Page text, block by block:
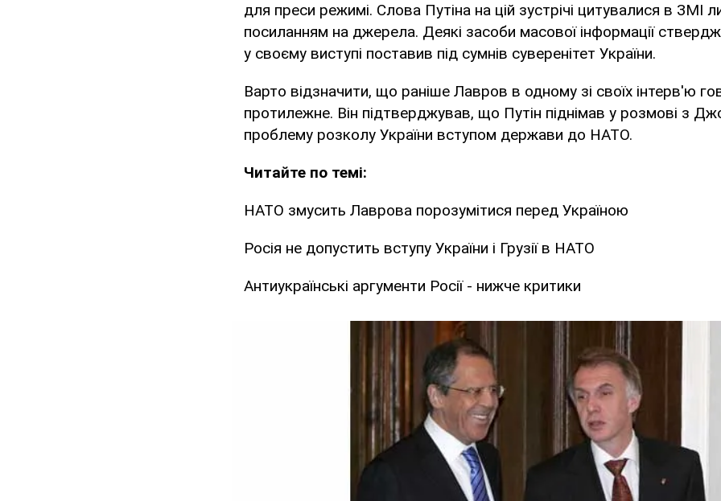
для преси режимі. Слова Путіна на цій зустрічі цитувалися в ЗМІ
посиланням на джерела. Деякі засоби масової інформації
у своєму виступі поставив під сумнів суверенітет України.
Варто відзначити, що раніше Лавров в одному зі своїх інтерв'ю
протилежне. Він підтверджував, що Путін піднімав у розмові з
проблему розколу України вступом держави до НАТО.
Читайте по темі:
НАТО змусить Лаврова порозумітися перед Україною
Росія не допустить вступу України і Грузії в НАТО
Антиукраїнські аргументи Росії - нижче критики